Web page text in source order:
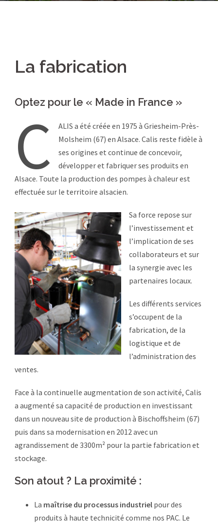
La fabrication
Optez pour le « Made in France »
C
ALIS a été créée en 1975 à Griesheim-Près-
Molsheim (67) en Alsace. Calis reste fidèle à
ses origines et continue de concevoir,
développer et fabriquer ses produits en
Alsace. Toute la production des pompes à chaleur est
effectuée sur le territoire alsacien.
Sa force repose sur
l’investissement et
l’implication de ses
collaborateurs et sur
la synergie avec les
partenaires locaux.
Les différents services
s’occupent de la
fabrication, de la
logistique et de
l’administration des
ventes.
Face à la continuelle augmentation de son activité, Calis
a augmenté sa capacité de production en investissant
dans un nouveau site de production à Bischoffsheim (67)
puis dans sa modernisation en 2012 avec un
agrandissement de 3300m² pour la partie fabrication et
stockage.
Son atout ? La proximité :
La maîtrise du processus industriel pour des
produits à haute technicité comme nos PAC. Le